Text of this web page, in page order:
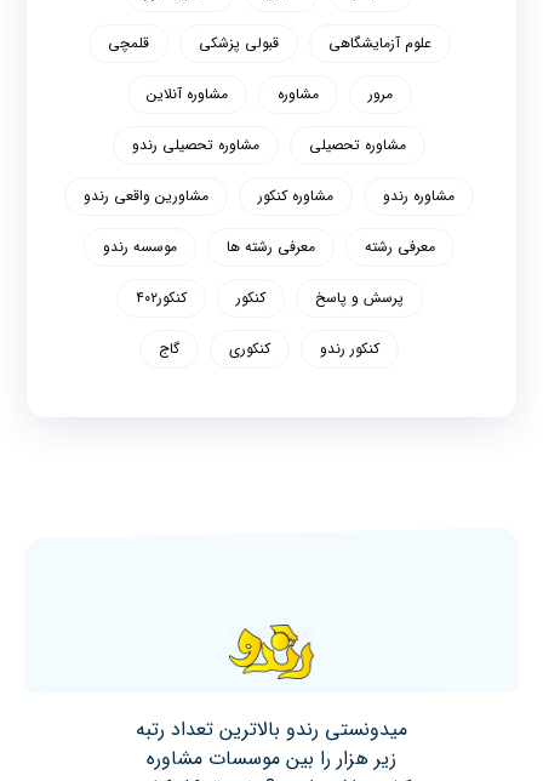
علوم آزمایشگاهی قبولی پزشکی قلمچی
مرور مشاوره مشاوره آنلاین
مشاوره تحصیلی مشاوره تحصیلی رندو
مشاوره رندو مشاوره کنکور مشاورین واقعی رندو
معرفی رشته معرفی رشته ها موسسه رندو
پرسش و پاسخ کنکور کنکور۴۰۲
کنکور رندو کنکوری گاج
میدونستی رندو بالاترین تعداد رتبه
زیر هزار را بین موسسات مشاوره